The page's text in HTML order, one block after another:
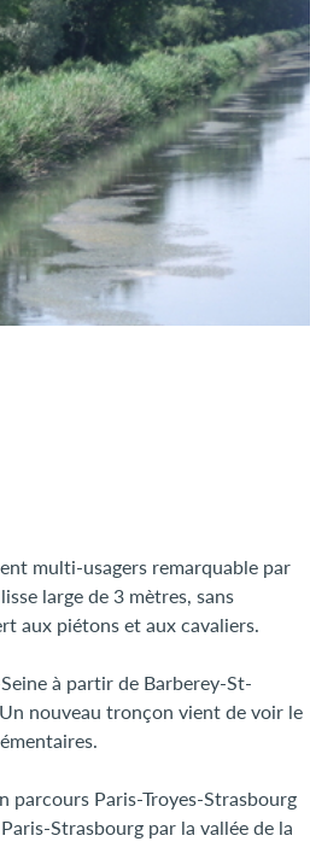
multi-usagers remarquable par
large de 3 mètres, sans
aux piétons et aux cavaliers.
à partir de Barberey-St-
nouveau tronçon vient de voir le
parcours Paris-Troyes-Strasbourg
Strasbourg par la vallée de la